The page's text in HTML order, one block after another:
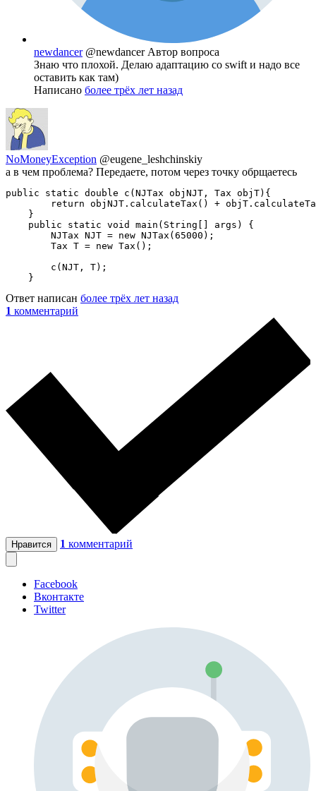
newdancer @newdancer Автор вопроса
Знаю что плохой. Делаю адаптацию со swift и надо все
оставить как там)
Написано более трёх лет назад
NoMoneyException @eugene_leshchinskiy
а в чем проблема? Передаете, потом через точку обрщаетесь
public static double c(NJTax objNJT, Tax objT){
return objNJT.calculateTax() +
    }
    public static void main(String[] args) {
        NJTax NJT = new NJTax(65000);
        Tax T = new Tax();
        c(NJT, T);
    }
Ответ написан более трёх лет назад
1 комментарий
Нравится 1 комментарий
Facebook
Вконтакте
Twitter